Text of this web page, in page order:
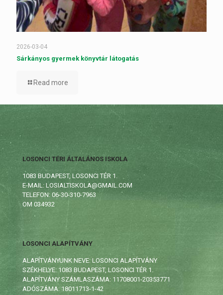
2026-03-04
Sárkányos gyermek könyvtár látogatás
Read more
LOSONCI TÉRI ÁLTALÁNOS ISKOLA
1083 BUDAPEST, LOSONCI TÉR 1.
E-MAIL: LOSIALTISKOLA@GMAIL.COM
TELEFON: 06-30-310-7963
OM 034932
LOSONCI ALAPÍTVÁNY
ALAPÍTVÁNYUNK NEVE: LOSONCI ALAPÍTVÁNY
SZÉKHELYE: 1083 BUDAPEST, LOSONCI TÉR 1.
ALAPÍTVÁNY SZÁMLASZÁMA: 11708001-20353771
ADÓSZÁMA: 18011713-1-42